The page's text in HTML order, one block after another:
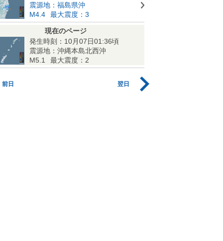
震源地：福島県沖
M4.4
最大震度：3
現在のページ
発生時刻：10月07日01:36頃
震源地：沖縄本島北西沖
M5.1
最大震度：2
前日 翌日